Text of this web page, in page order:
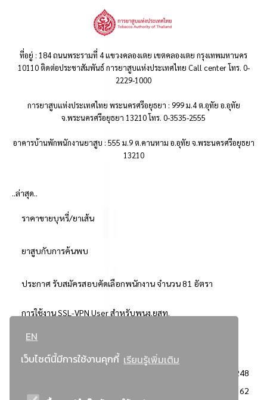
EN
เว็บไซต์นี้มีการใช้งานคุกกี้ เรียนรู้เพิ่มเติม
ที่อยู่ : 184 ถนนพระรามที่ 4 แขวงคลองเตย เขตคลองเตย กรุงเทพมหานคร
10110 ติดต่อประชาสัมพันธ์ การยาสูบแห่งประเทศไทย Call center โทร. 0-
2229-1000
การยาสูบแห่งประเทศไทย พระนครศรีอยุธยา : 999 ม.4 ต.อุทัย อ.อุทัย
จ.พระนครศรีอยุธยา 13210 โทร. 0-3535-2555
อาคารบ้านพักพนักงานยาสูบ : 555 ม.9 ต.คานหาม อ.อุทัย จ.พระนครศรีอยุธยา
13210
..ล่าสุด..
ราคาขายบุหรี่/ยาเส้น
ยาสูบกับการค้นพบ
ประกาศ รับสมัครสอบคัดเลือกพนักงาน จำนวน 81 อัตรา
การใช้งาน SSL-VPN User สำหรับพนง.ยสท.
3248
2362